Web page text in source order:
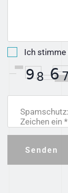
Ich stimme
Zeichen ein *
Senden